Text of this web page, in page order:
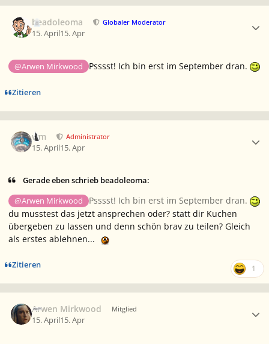
beadoleoma Globaler Moderator
15. April15. Apr
@Arwen Mirkwood Psssst! Ich bin erst im September dran.
Zitieren
wm Administrator
15. April15. Apr
Gerade eben schrieb beadoleoma:
@Arwen Mirkwood
Psssst! Ich bin erst im September dran.
du musstest das jetzt ansprechen oder? statt dir Kuchen
übergeben zu lassen und denn schön brav zu teilen? Gleich
als erstes ablehnen...
Zitieren 1
Arwen Mirkwood Mitglied
15. April15. Apr